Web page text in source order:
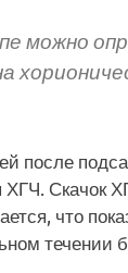
можно
после
Скачок
что
течении